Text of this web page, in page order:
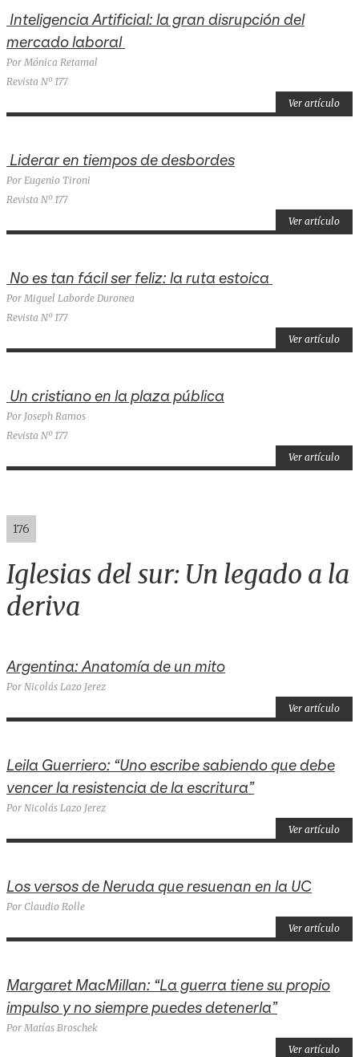
Inteligencia Artificial: la gran disrupción del
mercado laboral
Por Mónica Retamal
Revista Nº 177
Ver artículo
Liderar en tiempos de desbordes
Por Eugenio Tironi
Revista Nº 177
Ver artículo
No es tan fácil ser feliz: la ruta estoica
Por Miguel Laborde Duronea
Revista Nº 177
Ver artículo
Un cristiano en la plaza pública
Por Joseph Ramos
Revista Nº 177
Ver artículo
176
Iglesias del sur: Un legado a la
deriva
Argentina: Anatomía de un mito
Por Nicolás Lazo Jerez
Ver artículo
Leila Guerriero: “Uno escribe sabiendo que debe
vencer la resistencia de la escritura”
Por Nicolás Lazo Jerez
Ver artículo
Los versos de Neruda que resuenan en la UC
Por Claudio Rolle
Ver artículo
Margaret MacMillan: “La guerra tiene su propio
impulso y no siempre puedes detenerla”
Por Matías Broschek
Ver artículo